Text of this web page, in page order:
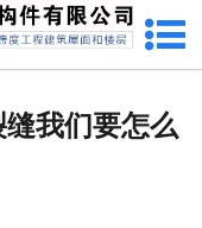
网站首页
我们要怎么